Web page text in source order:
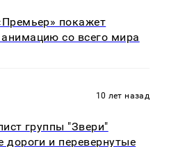
покажет
со всего мира
10 лет назад
группы "Звери"
дороги и перевернутые